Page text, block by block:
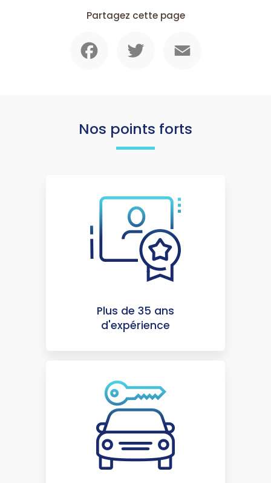
Partagez cette page
Nos points forts
Plus de 35 ans
d'expérience